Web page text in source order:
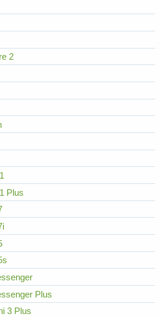
2
Plus
Plus
3 Plus